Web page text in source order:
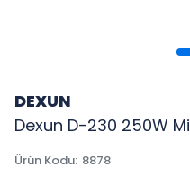
DEXUN
Dexun D-230 250W
Ürün Kodu: 8878